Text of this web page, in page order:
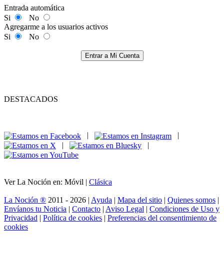
Entrada automática
Si
No
Agregarme a los usuarios activos
Si
No
Entrar a Mi Cuenta
DESTACADOS
|
|
Ver La Noción en: Móvil | Clásica
La Noción ® 2011 - 2026 | Ayuda | Mapa del sitio | Quienes somos |
Envíanos tu Noticia | Contacto | Aviso Legal | Condiciones de Uso y
Privacidad | Política de cookies | Preferencias del consentimiento de
cookies